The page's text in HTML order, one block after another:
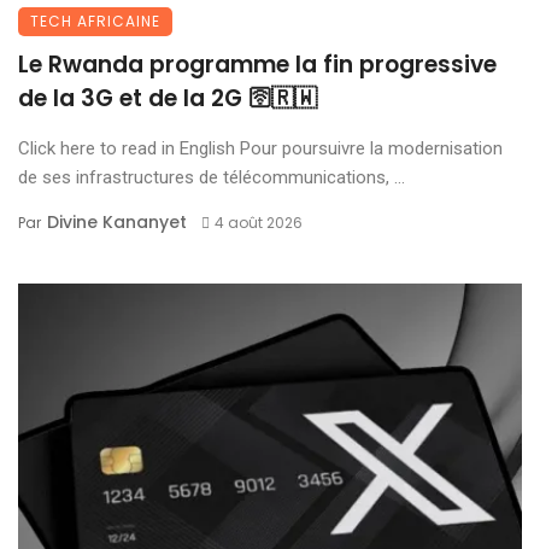
TECH AFRICAINE
Le Rwanda programme la fin progressive
de la 3G et de la 2G 🛜🇷🇼
Click here to read in English Pour poursuivre la modernisation
de ses infrastructures de télécommunications, ...
Par Divine Kananyet 4 août 2026